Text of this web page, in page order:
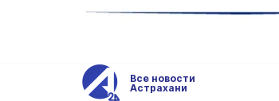
Все новости
Астрахани